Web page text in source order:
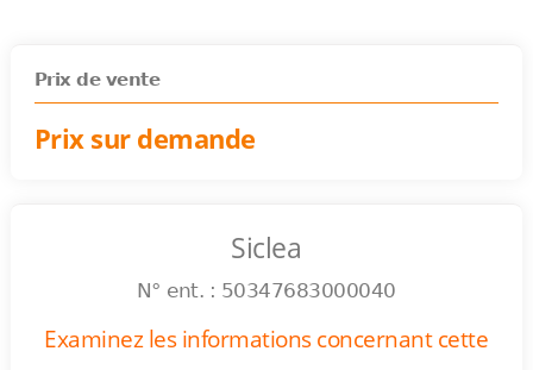
Prix de vente
Prix sur demande
Siclea
N° ent. : 50347683000040
Examinez les informations concernant cette